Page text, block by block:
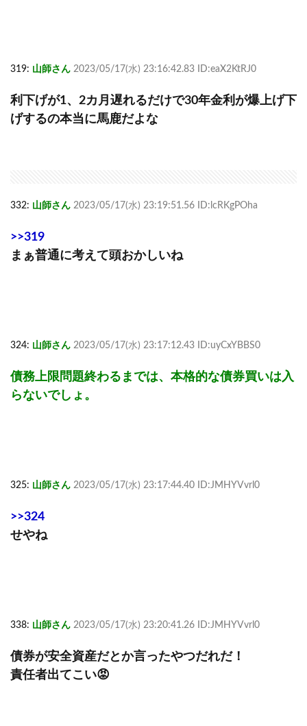
319: 山師さん 2023/05/17(水) 23:16:42.83 ID:eaX2KtRJ0
利下げが1、2カ月遅れるだけで30年金利が爆上げ下
げするの本当に馬鹿だよな
332: 山師さん 2023/05/17(水) 23:19:51.56 ID:lcRKgPOha
>>319
まぁ普通に考えて頭おかしいね
324: 山師さん 2023/05/17(水) 23:17:12.43 ID:uyCxYBBS0
債務上限問題終わるまでは、本格的な債券買いは入
らないでしょ。
325: 山師さん 2023/05/17(水) 23:17:44.40 ID:JMHYVvrl0
>>324
せやね
338: 山師さん 2023/05/17(水) 23:20:41.26 ID:JMHYVvrl0
債券が安全資産だとか言ったやつだれだ！
責任者出てこい😡